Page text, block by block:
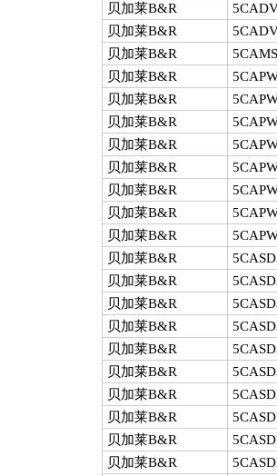
贝加莱B&R
贝加莱B&R
贝加莱B&R
贝加莱B&R
贝加莱B&R
贝加莱B&R
贝加莱B&R
贝加莱B&R
贝加莱B&R
贝加莱B&R
贝加莱B&R
贝加莱B&R
贝加莱B&R
贝加莱B&R
贝加莱B&R
贝加莱B&R
贝加莱B&R
贝加莱B&R
贝加莱B&R
贝加莱B&R
贝加莱B&R